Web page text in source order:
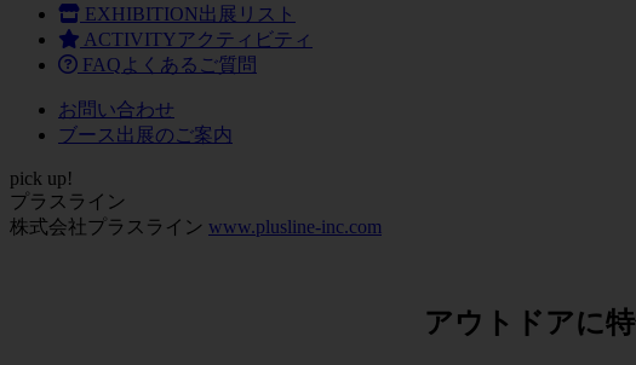
EXHIBITION出展リスト
ACTIVITYアクティビティ
FAQ よくあるご質問
お問い合わせ
ブース出展のご案内
pick up!
プラスライン
株式会社プラスライン www.plusline-inc.com
アウトドアに